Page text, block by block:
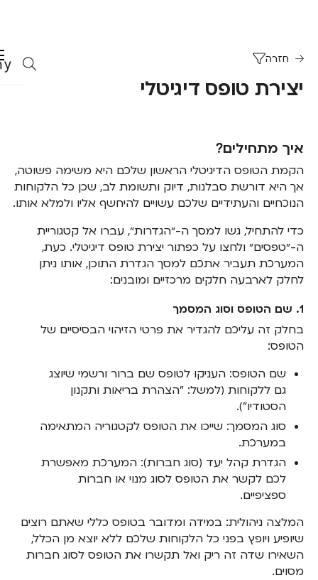
חזרה
יצירת טופס דיגיטלי
איך מתחילים?
הקמת הטופס הדיגיטלי הראשון שלכם היא משימה פשוטה,
אך היא דורשת סבלנות, דיוק ותשומת לב, שכן כל הלקוחות
הנוכחיים והעתידיים שלכם עשויים להיחשף אליו ולמלא אותו.
כדי להתחיל, גשו למסך ה-״הגדרות״, עברו אל קטגוריית
ה-״טפסים״ ולחצו על כפתור יצירת טופס דיגיטלי. כעת,
המערכת תעביר אתכם למסך הגדרת התוכן, אותו ניתן
לחלק לארבעה חלקים מרכזיים ומובנים:
1. שם הטופס וסוג המסמך
בחלק זה עליכם להגדיר את פרטי הזיהוי הבסיסיים של
הטופס:
שם הטופס: העניקו לטופס שם ברור ורשמי שיוצג
גם ללקוחות (למשל: "הצהרת בריאות ותקנון
הסטודיו").
סוג המסמך: שייכו את הטופס לקטגוריה המתאימה
במערכת.
הגדרת קהל יעד (סוג חברות): המערכת מאפשרת
לכם לקשר את הטופס לסוג מנוי או חברות
ספציפיים.
המלצה ניהולית: במידה ומדובר בטופס כללי שאתם רוצים
שיופיע ויופץ בפני כל הלקוחות שלכם ללא יוצא מן הכלל,
השאירו שדה זה ריק ואל תקשרו את הטופס לסוג חברות
מסוים.